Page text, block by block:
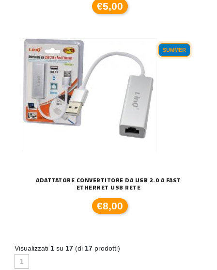
€5,00
SUMMER
ADATTATORE CONVERTITORE DA USB 2.0 A FAST
ETHERNET USB RETE
€8,00
Visualizzati 1 su 17 (di 17 prodotti)
1